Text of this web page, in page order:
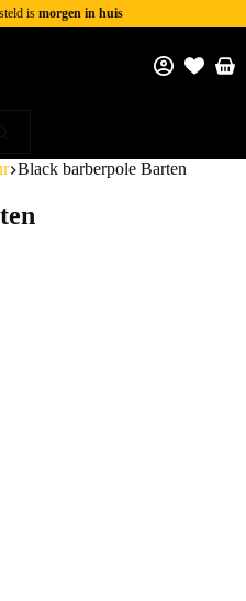
is morgen in huis
Black barberpole Barten